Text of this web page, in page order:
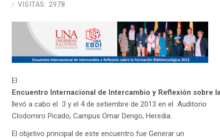
VISITAS: 2978
El
Encuentro Internacional de Intercambio y Reflexión sobre
llevó a cabo el 3 y el 4 de setiembre de 2013 en el Auditorio
Clodomiro Picado, Campus Omar Dengo, Heredia.
El objetivo principal de este encuentro fue Generar un